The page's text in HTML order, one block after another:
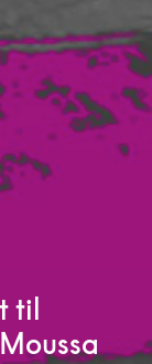
til